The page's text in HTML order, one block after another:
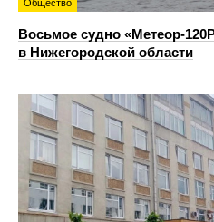
Общество
Восьмое судно «Метеор-
в Нижегородской области